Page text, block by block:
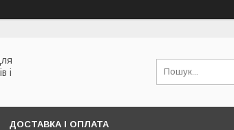
і
ДОСТАВКА І ОПЛАТА